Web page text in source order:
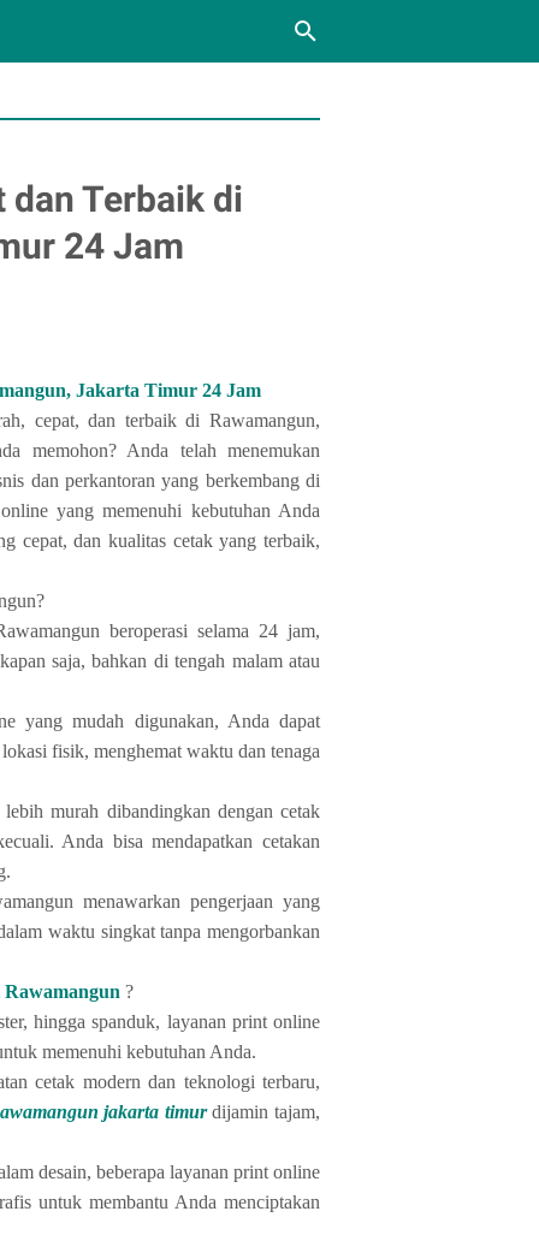
dan Terbaik di
24 Jam
Jakarta Timur 24 Jam
cepat, dan terbaik di Rawamangun,
memohon? Anda telah menemukan
dan perkantoran yang berkembang di
yang memenuhi kebutuhan Anda
cepat, dan kualitas cetak yang terbaik,
beroperasi selama 24 jam,
saja, bahkan di tengah malam atau
yang mudah digunakan, Anda dapat
fisik, menghemat waktu dan tenaga
murah dibandingkan dengan cetak
Anda bisa mendapatkan cetakan
menawarkan pengerjaan yang
waktu singkat tanpa mengorbankan
?
hingga spanduk, layanan print online
memenuhi kebutuhan Anda.
cetak modern dan teknologi terbaru,
jakarta timurdijamin tajam,
desain, beberapa layanan print online
untuk membantu Anda menciptakan